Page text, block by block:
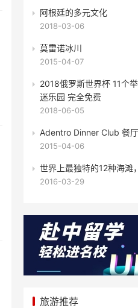
阿根廷的多元文化
2018-03-06
莫雷诺冰川
2015-04-07
2018俄罗斯世界杯 11个
迷乐园 完全免费
2018-06-05
Adentro Dinner Club 餐厅
2015-04-06
世界上最独特的12种海滩
2016-03-29
旅游推荐